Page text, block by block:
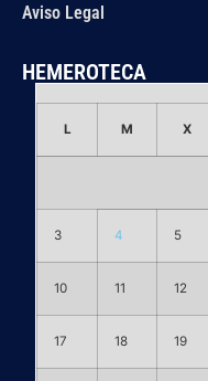
Aviso Legal
HEMEROTECA
L M X
3 4 5
10 11 12
17 18 19